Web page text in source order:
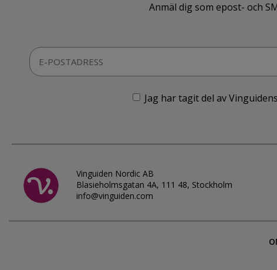
Anmäl dig som epost- och
Jag har tagit del av
Vinguiden Nordic AB
Blasieholmsgatan 4A, 111 48, Stockholm
info@vinguiden.com